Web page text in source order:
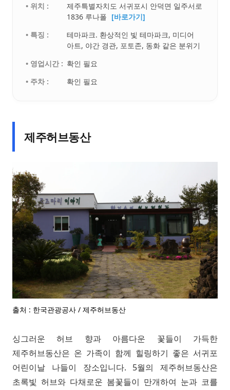
• 위치 :
제주특별자치도 서귀포시 안덕면 일주서로
1836 루나폴 [바로가기]
• 특징 :
테마파크. 환상적인 빛 테마파크, 미디어
아트, 야간 경관, 포토존, 동화 같은 분위기
• 영업시간 : 확인 필요
• 주차 :
확인 필요
제주허브동산
출처 : 한국관광공사 / 제주허브동산
싱그러운 허브 향과 아름다운 꽃들이 가득한
제주허브동산은 온 가족이 함께 힐링하기 좋은 서귀포
어린이날 나들이 장소입니다. 5월의 제주허브동산은
초록빛 허브와 다채로운 봄꽃들이 만개하여 눈과 코를